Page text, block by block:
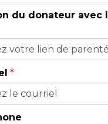
du donateur avec